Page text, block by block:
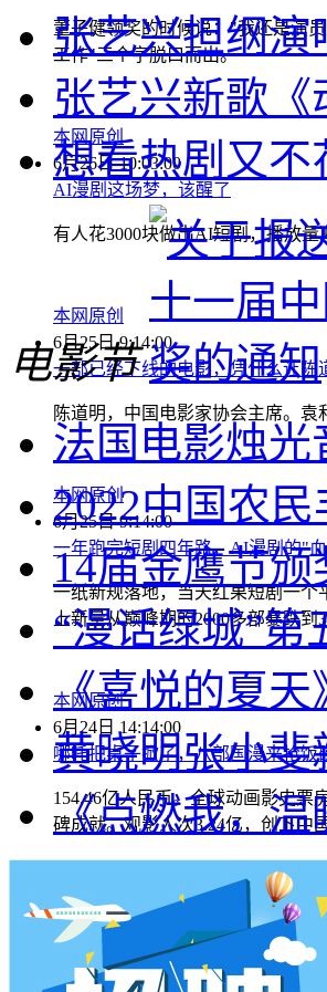
董子健领奖的时候说："我还是演
工作"三个字脱口而出。
本网原创
6月26日 10:03:00
AI漫剧这场梦，该醒了
有人花3000块做出AI短剧，播放
本网原创
6月25日 9:14:00
一部已经下线的电影，凭什么让陈
陈道明，中国电影家协会主席。
本网原创
6月25日 9:14:00
一年跑完短剧四年路，AI漫剧的"
一纸新规落地，当天红果短剧一个
上新量从巅峰期的2000多部暴跌到
本网原创
6月24日 14:14:00
哪吒把桌子掀了，八部国漫来抢饭
154.46亿人民币。全球动画影史票
碑成就。观影人次3.24亿，创下中
本网原创
6月24日 14:14:00
横店要开AI短剧大会了，但群演们
张艺兴担纲演
张艺兴新歌
想看热剧又不
电影节
法国电影烛
2022中国农
14届金鹰节
“漫话绿城”
《喜悦的夏天
黄晓明张小斐
《点燃我，温